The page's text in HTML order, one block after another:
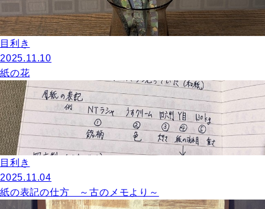
目利き
2025.11.10
紙の花
目利き
2025.11.04
紙の表記の仕方 ～古のメモより～